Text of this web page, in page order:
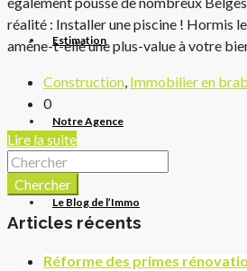
Estimation
Notre Agence
Le Blog de l’Immo
réalité : Installer une piscine ! Hormis
amène-t-elle une plus-value à votre
Construction Immobilier en
0
Lire la suite
Chercher
Articles récents
Réforme des primes